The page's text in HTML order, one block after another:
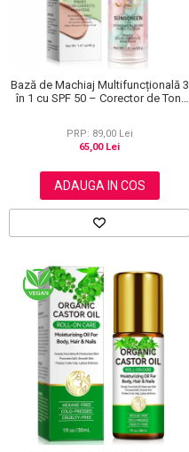
Bază de Machiaj Multifuncțională 3
în 1 cu SPF 50 – Corector de Ton,
PRP: 89,00 Lei
65,00 Lei
ADAUGA IN COS